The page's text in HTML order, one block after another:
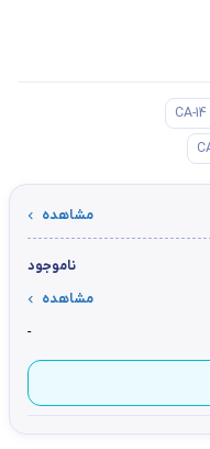
مشاهده
ناموجود
مشاهده
-